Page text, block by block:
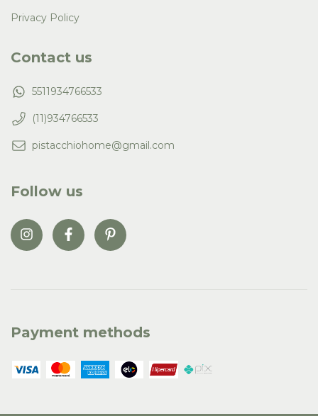
Privacy Policy
Contact us
5511934766533
(11)934766533
pistacchiohome@gmail.com
Follow us
Payment methods